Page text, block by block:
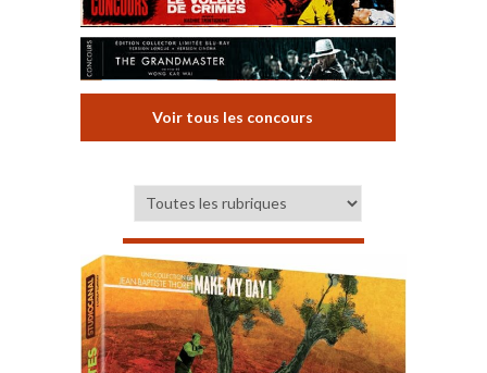
Voir tous les concours